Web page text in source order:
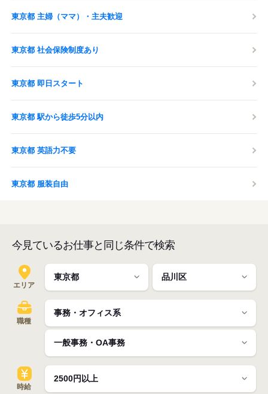
東京都 主婦（ママ）・主夫歓迎
東京都 社会保険制度あり
東京都 即日スタート
東京都 駅から徒歩5分以内
東京都 英語力不要
東京都 服装自由
今見ているお仕事と同じ条件で検索
エリア
職種
時給